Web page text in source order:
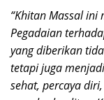
“Khitan Massal
Pegadaian
yang diberikan
tetapi juga
sehat, percaya